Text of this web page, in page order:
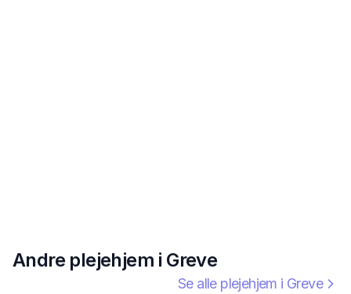
Andre plejehjem i Greve
Se alle plejehjem i Greve